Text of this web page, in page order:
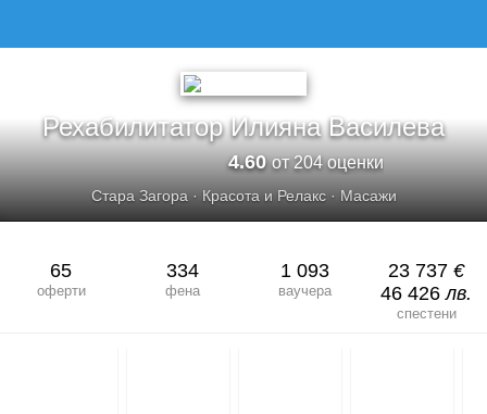
Рехабилитатор Илияна Василева
4.60от 204 оценки
Стара Загора· Красота и Релакс· Масажи
65
оферти
334
фена
1 093
ваучера
23 737 €
46 426лв.
спестени